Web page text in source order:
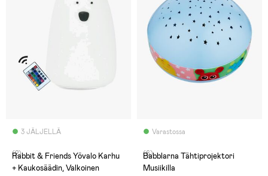
3 JÄLJELLÄ
(2)
Rabbit & Friends Yövalo Karhu
+ Kaukosäädin, Valkoinen
Varastossa
(6)
Babblarna Tähtiprojektori
Musiikilla